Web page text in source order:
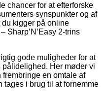
chancer for at efterforske
synspunkter og af
kigger på online
Sharp’N’Easy 2-trins
gode muligheder for at
Her møder vi
en omtale af
tages i brug til at fornemme